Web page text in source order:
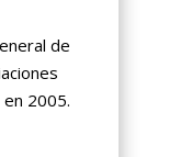
de
2005.